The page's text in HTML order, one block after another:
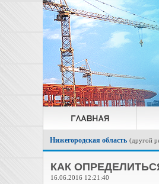
Нижегородская область (другой
КАК
16.06.2016 12:21:40